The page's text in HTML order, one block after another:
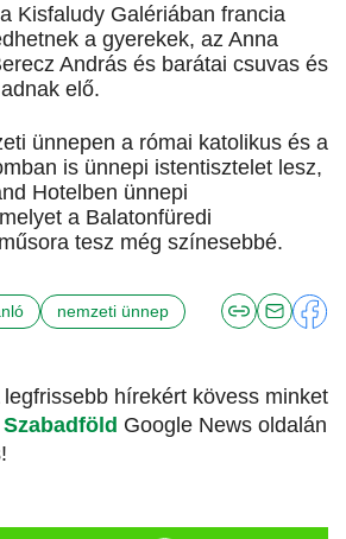
Kisfaludy Galériában francia
a gyerekek, az Anna
András és barátai csuvas és
elő.
ünnepen a római katolikus és a
is ünnepi istentisztelet lesz,
Hotelben ünnepi
a Balatonfüredi
tesz még színesebbé.
nemzeti ünnep
legfrissebb hírekért kövess minket
Szabadföld Google News oldalán